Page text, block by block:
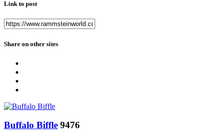
Link to post
Share on other sites
Buffalo Biffle 9476